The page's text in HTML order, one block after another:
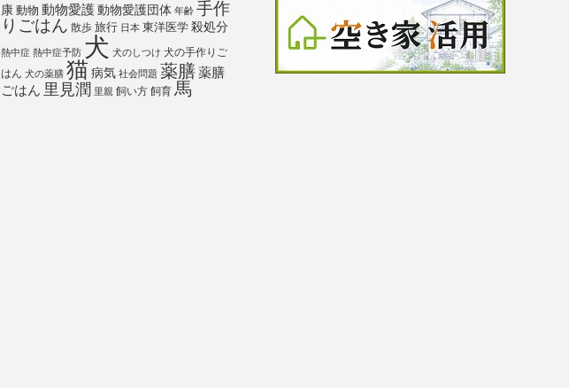
康 動物 動物愛護動物愛護団体 年齢 手作
りごはん 散歩 旅行 日本 東洋医学 殺処分
熱中症 熱中症予防 犬 犬のしつけ 犬の手作りご
はん 犬の薬膳 猫 病気 社会問題 薬膳薬膳
ごはん 里見潤 里親 飼い方 飼育 馬